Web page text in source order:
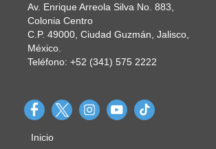
Av. Enrique Arreola Silva No. 883,
Colonia Centro
C.P. 49000, Ciudad Guzmán, Jalisco,
México.
Teléfono: +52 (341) 575 2222
Inicio